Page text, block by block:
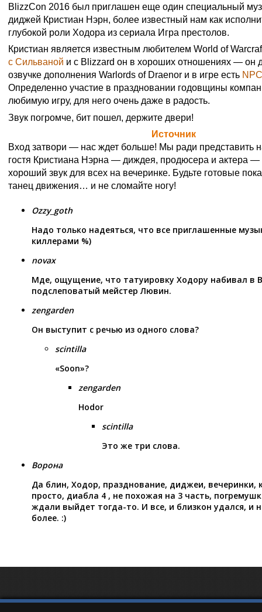
BlizzCon 2016 был приглашен еще один специальный
диджей Кристиан Нэрн, более известный нам как
глубокой роли Ходора из сериала Игра престолов.
Кристиан является известным любителем World of
с Сильваной и с Blizzard он в хороших отношениях — он
озвучке дополнения Warlords of Draenor и в игре есть
Определенно участие в праздновании годовщины
любимую игру, для него очень даже в радость.
Звук погромче, бит пошел, держите двери!
Источник
Вход затвори — нас ждет больше! Мы ради представить
гостя Кристиана Нэрна — диждея, продюсера и актера —
хороший звук для всех на вечеринке. Будьте готовые
танец движения… и не сломайте ногу!
Ozzy_goth
Надо только надеяться, что все приглашенные
киллерами %)
novax
Мде, ощущение, что татуировку Ходору набивал в
подслеповатый мейстер Лювин.
zengarden
Он выступит с речью из одного слова?
scintilla
«Soon»?
zengarden
Hodor
scintilla
Это же три слова.
Ворона
Да блин, Ходор, празднование, диджеи, вечеринки,
просто, диабла 4 , не похожая на 3 часть,
ждали выйдет тогда-то. И все, и близкон удался, и
более. :)